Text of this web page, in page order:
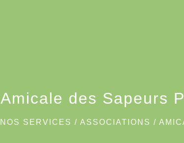
Amicale des Sapeurs
NOS SERVICES / ASSOCIATIONS /